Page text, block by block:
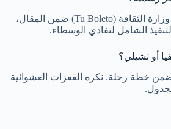
استخدمنا رابطًا رسميًا من وزارة الثقافة (Tu Boleto) ضمن المقال،
الشامل لتفادي الوسطاء.
أو تشيلي؟
ضمن خطة رحلة. نكره القفزات العشوائية